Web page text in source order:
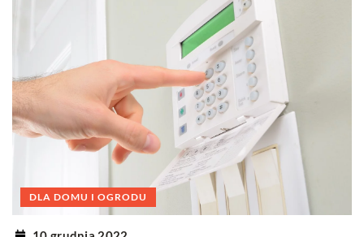
DLA DOMU I OGRODU